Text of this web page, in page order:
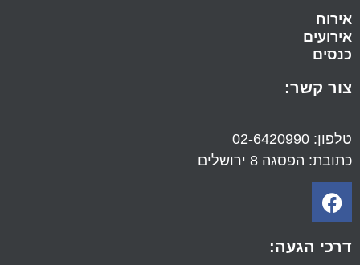
אירוח
אירועים
כנסים
צור קשר:
טלפון: 02-6420990
כתובת: הפסגה 8 ירושלים
דרכי הגעה: